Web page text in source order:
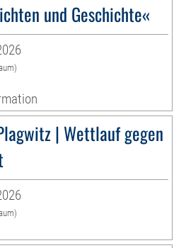
und Geschichte«
| Wettlauf gegen